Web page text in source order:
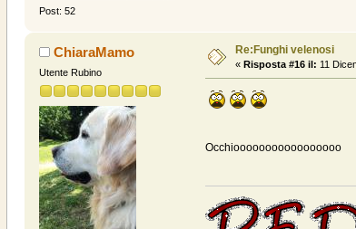
Post: 52
ChiaraMamo
Utente Rubino
Re:Funghi velenosi
« Risposta #16 il: 11
Occhiooooooooooooooooo